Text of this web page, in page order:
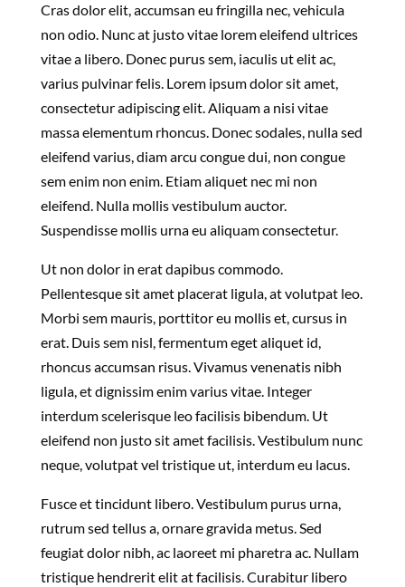
Cras dolor elit, accumsan eu fringilla nec, vehicula
non odio. Nunc at justo vitae lorem eleifend ultrices
vitae a libero. Donec purus sem, iaculis ut elit ac,
varius pulvinar felis. Lorem ipsum dolor sit amet,
consectetur adipiscing elit. Aliquam a nisi vitae
massa elementum rhoncus. Donec sodales, nulla sed
eleifend varius, diam arcu congue dui, non congue
sem enim non enim. Etiam aliquet nec mi non
eleifend. Nulla mollis vestibulum auctor.
Suspendisse mollis urna eu aliquam consectetur.
Ut non dolor in erat dapibus commodo.
Pellentesque sit amet placerat ligula, at volutpat leo.
Morbi sem mauris, porttitor eu mollis et, cursus in
erat. Duis sem nisl, fermentum eget aliquet id,
rhoncus accumsan risus. Vivamus venenatis nibh
ligula, et dignissim enim varius vitae. Integer
interdum scelerisque leo facilisis bibendum. Ut
eleifend non justo sit amet facilisis. Vestibulum nunc
neque, volutpat vel tristique ut, interdum eu lacus.
Fusce et tincidunt libero. Vestibulum purus urna,
rutrum sed tellus a, ornare gravida metus. Sed
feugiat dolor nibh, ac laoreet mi pharetra ac. Nullam
tristique hendrerit elit at facilisis. Curabitur libero